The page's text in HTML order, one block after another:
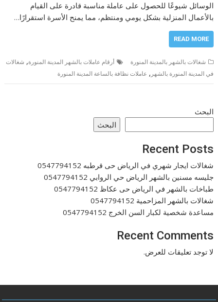
الوسائل شيوعًا للحصول على عاملة مناسبة قادرة على القيام
بالأعمال المنزلية بشكل يومي ومنتظم، مما يمنح الأسرة استقرارًا…
READ MORE
شغالات بالشهر بالمدينة المنورة أرقام عاملات بالشهر المدينة المنورة, شغالات
في المدينة المنورة بالشهر , عاملات نظافة بالساعة المدينة المنورة
البحث
البحث
Recent Posts
شغالات ايجار شهري في الرياض حى قرطبه 0547794152
جليسه مسنين بالشهر الرياض حي الروابي 0547794152
طباخات بالشهر في الرياض حى عكاظ 0547794152
شغالات بالشهر المزاحمية 0547794152
مساعدة شخصية لكبار السن الخرج 0547794152
Recent Comments
لا توجد تعليقات للعرض.